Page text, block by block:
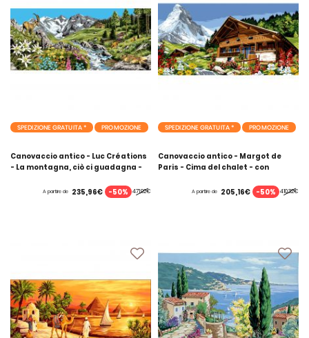
SPEDIZIONE GRATUITA * PROMOZIONE
Canovaccio antico - Luc Créations
- La montagna, ciò ci guadagna -
471,92€
A partire de 235,96€ -50%
SPEDIZIONE GRATUITA * PROMOZIONE
Canovaccio antico - Margot de
Paris - Cima del chalet - con
410,32€
A partire de 205,16€ -50%